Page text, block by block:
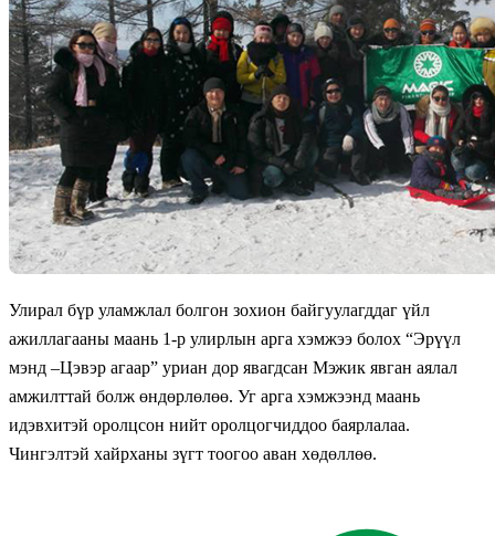
Улирал бүр уламжлал болгон зохион байгуулагддаг үйл
ажиллагааны маань 1-р улирлын арга хэмжээ болох “Эрүүл
мэнд –Цэвэр агаар” уриан дор явагдсан Мэжик явган аялал
амжилттай болж өндөрлөлөө. Уг арга хэмжээнд маань
идэвхитэй оролцсон нийт оролцогчиддоо баярлалаа.
Чингэлтэй хайрханы зүгт тоогоо аван хөдөллөө.